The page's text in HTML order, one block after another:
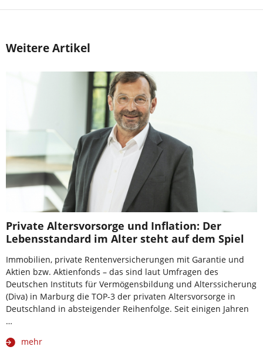
Weitere Artikel
Private Altersvorsorge und Inflation: Der
Lebensstandard im Alter steht auf dem Spiel
Immobilien, private Rentenversicherungen mit Garantie und
Aktien bzw. Aktienfonds – das sind laut Umfragen des
Deutschen Instituts für Vermögensbildung und Alterssicherung
(Diva) in Marburg die TOP-3 der privaten Altersvorsorge in
Deutschland in absteigender Reihenfolge. Seit einigen Jahren
…
mehr